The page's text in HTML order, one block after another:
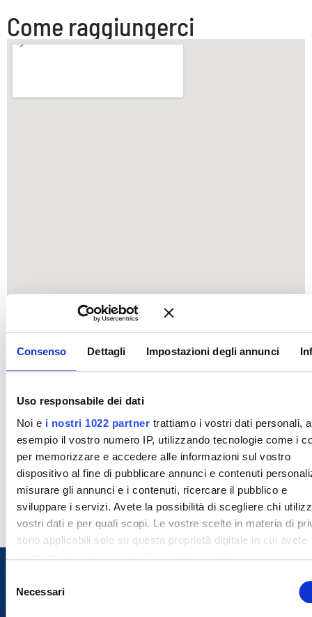
Consenso Dettagli Impostazioni degli annunci
Uso responsabile dei dati
Noi e i nostri 1022 partnertrattiamo i vostri dati personali,
esempio il vostro numero IP, utilizzando tecnologie come i
per memorizzare e accedere alle informazioni sul vostro
dispositivo al fine di pubblicare annunci e contenuti
misurare gli annunci e i contenuti, ricercare il pubblico e
sviluppare i servizi. Avete la possibilità di scegliere chi
vostri dati e per quali scopi. Le vostre scelte in materia di
sono applicabili solo su questa proprietà digitale in cui avete
effettuato le vostre scelte. È possibile modificare o revocare
cookie o facendo clic sull'icona di attivazione della privacy.
Necessari
Come raggiungerci